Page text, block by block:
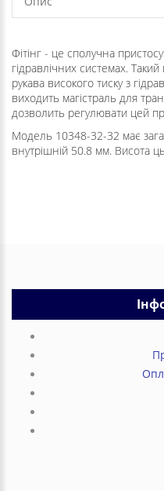
Фітінг - це сполучна
гідравлічних системах.
рукава високого тиску з
виходить магістраль для
дозволить регулювати цей
Модель 10348-32-32 має
внутрішній 50.8 мм. Висота